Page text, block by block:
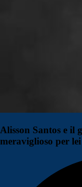
Alisson Santos e il
meraviglioso per lei